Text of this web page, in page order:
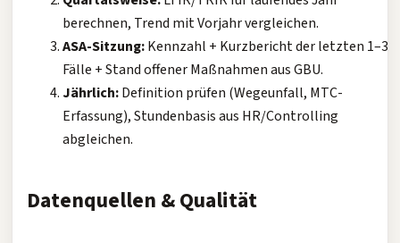
berechnen, Trend mit Vorjahr vergleichen.
ASA-Sitzung:Kennzahl + Kurzbericht der letzten 1–3
Fälle + Stand offener Maßnahmen aus GBU.
Jährlich:Definition prüfen (Wegeunfall, MTC-
Erfassung), Stundenbasis aus HR/Controlling
abgleichen.
Datenquellen & Qualität